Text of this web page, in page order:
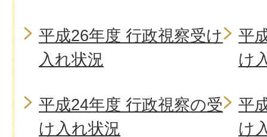
平成26年度 行政視察受け
入れ状況
平
け
平成24年度 行政視察の受
け入れ状況
平
け